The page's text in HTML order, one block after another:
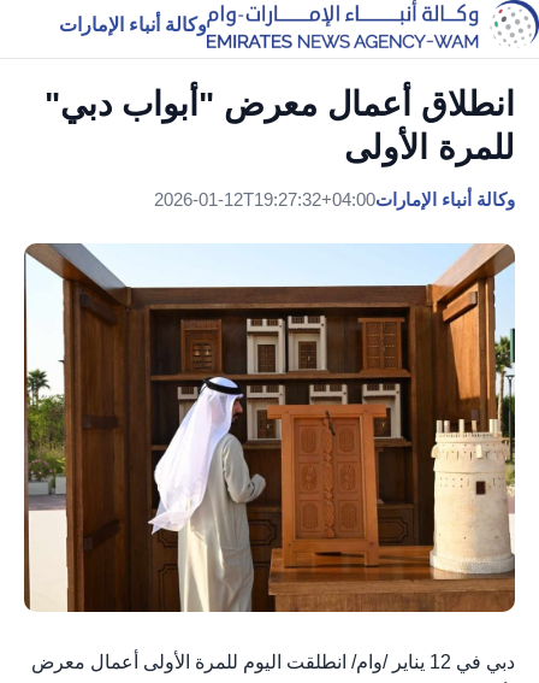
وكالة أنباء الإمارات
انطلاق أعمال معرض "أبواب دبي"
للمرة الأولى
وكالة أنباء الإمارات2026-01-12T19:27:32+04:00
دبي في 12 يناير /وام/ انطلقت اليوم للمرة الأولى أعمال معرض